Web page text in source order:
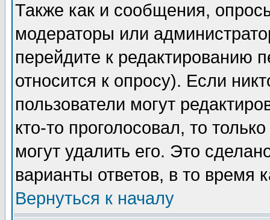
Также как и сообщения,
модераторы или
перейдите к редактированию
относится к опросу). Если
пользователи могут
кто-то проголосовал, то
могут удалить его. Это
варианты ответов, в то время
Вернуться к началу